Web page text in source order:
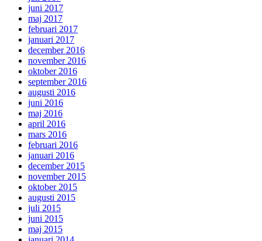
juni 2017
maj 2017
februari 2017
januari 2017
december 2016
november 2016
oktober 2016
september 2016
augusti 2016
juni 2016
maj 2016
april 2016
mars 2016
februari 2016
januari 2016
december 2015
november 2015
oktober 2015
augusti 2015
juli 2015
juni 2015
maj 2015